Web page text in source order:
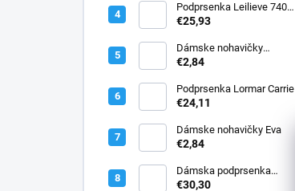
Podprsenka Leilieve 7400
super push-up
€25,93
Dámske nohavičky
Elizabeth
€2,84
Podprsenka Lormar Carrie
€24,11
Dámske nohavičky Eva
€2,84
Dámska podprsenka
Lormar PLUNGE SATEN
€30,30